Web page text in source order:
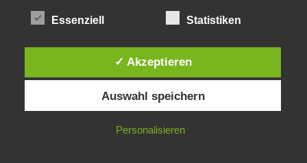
Die Brexit-Lüge (1/8 Teil)
Die Straße radikalisiert jeden Tag ein Stückchen
Diese Website verwendet Cookies. Durch die weitere Nutzung dieser
Website stimmst du der Verwendung von Cookies zu.
IN ORDNUNG
Essenziell Statistiken
✓ Akzeptieren
Auswahl speichern
Personalisieren